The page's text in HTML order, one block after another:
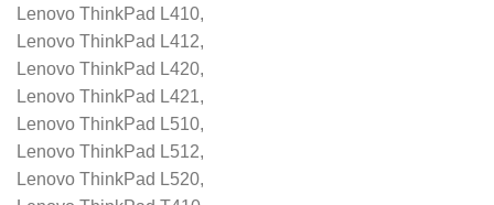
Lenovo ThinkPad L410,
Lenovo ThinkPad L412,
Lenovo ThinkPad L420,
Lenovo ThinkPad L421,
Lenovo ThinkPad L510,
Lenovo ThinkPad L512,
Lenovo ThinkPad L520,